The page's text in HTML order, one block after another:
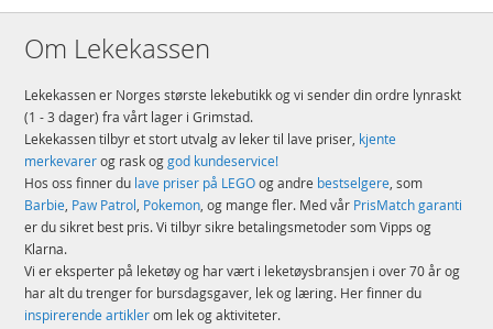
Om Lekekassen
Lekekassen er Norges største lekebutikk og vi sender din ordre lynraskt
(1 - 3 dager) fra vårt lager i Grimstad.
Lekekassen tilbyr et stort utvalg av leker til lave priser, kjente
merkevarerog rask oggod kundeservice!
Hos oss finner du lave priser på LEGOog andre bestselgere, som
Barbie, Paw Patrol, Pokemon, og mange fler. Med vår PrisMatch garanti
er du sikret best pris. Vi tilbyr sikre betalingsmetoder som Vipps og
Klarna.
Vi er eksperter på leketøy og har vært i leketøysbransjen i over 70 år og
har alt du trenger for bursdagsgaver, lek og læring. Her finner du
inspirerende artiklerom lek og aktiviteter.